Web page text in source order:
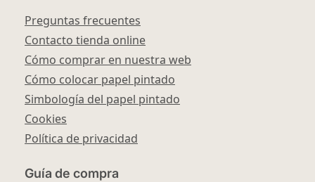
Preguntas frecuentes
Contacto tienda online
Cómo comprar en nuestra web
Cómo colocar papel pintado
Simbología del papel pintado
Cookies
Política de privacidad
Guía de compra